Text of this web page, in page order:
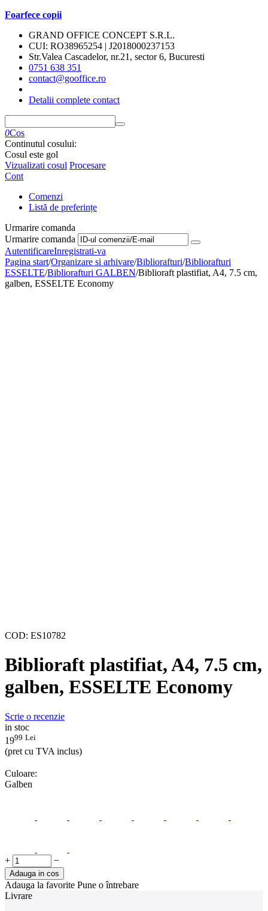
Foarfece copii
GRAND OFFICE CONCEPT S.R.L.
CUI: RO38965254 | J2018000237153
Str.Valea Cascadelor, nr.21, sector 6, Bucuresti
0751 638 351
contact@gooffice.ro
Detalii complete contact
0Cos
Continutul cosului:
Cosul este gol
Vizualizati cosul Procesare
Cont
Comenzi
Listă de preferințe
Urmarire comanda
Urmarire comanda
AutentificareInregistrati-va
Pagina start/Organizare si arhivare/Bibliorafturi/Bibliorafturi
ESSELTE/Bibliorafturi GALBEN/Biblioraft plastifiat, A4, 7.5 cm,
galben, ESSELTE Economy
COD: ES10782
Biblioraft plastifiat, A4, 7.5 cm,
galben, ESSELTE Economy
Scrie o recenzie
in stoc
1999 Lei
(pret cu TVA inclus)
Culoare:
Galben
+ −
Adauga in cos
Adauga la favorite Pune o întrebare
Livrare